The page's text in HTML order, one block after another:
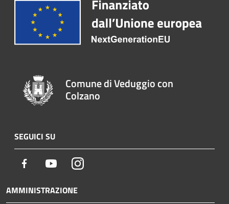
Comune di Veduggio con
Colzano
SEGUICI SU
Facebook YoutubeInstagram
AMMINISTRAZIONE